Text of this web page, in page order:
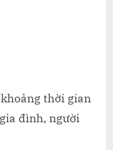
thời gian
đình, người